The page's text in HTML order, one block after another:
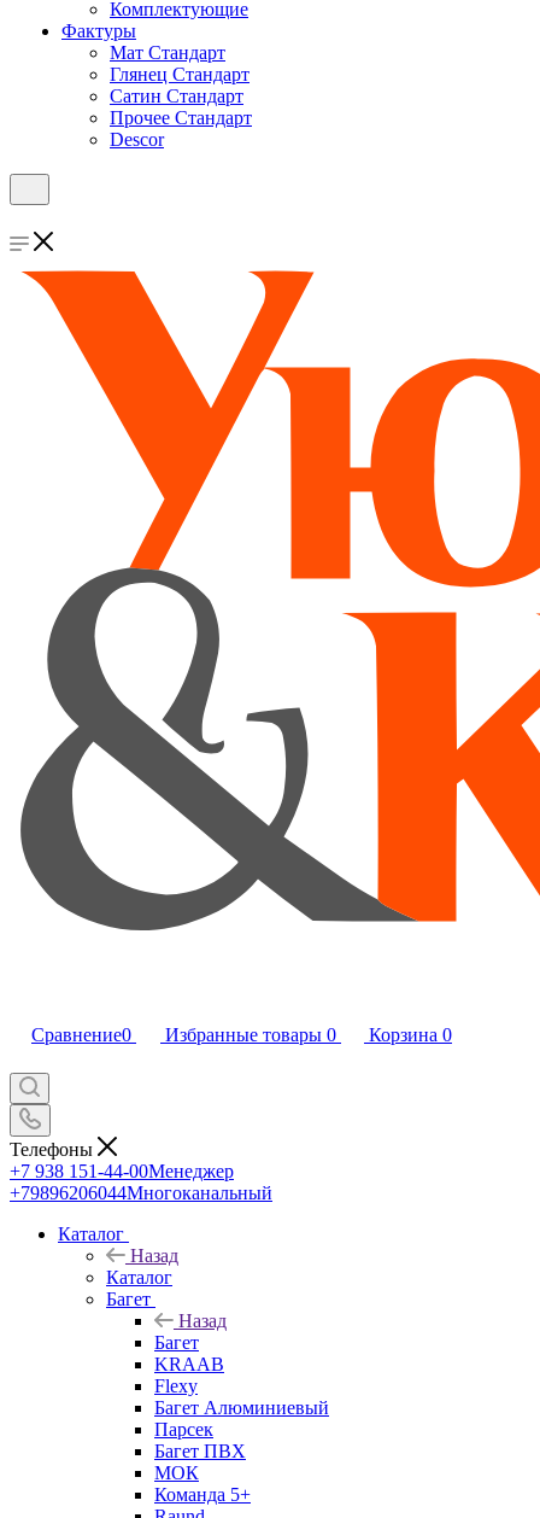
Комплектующие
Фактуры
Мат Стандарт
Глянец Стандарт
Сатин Стандарт
Прочее Стандарт
Descor
Сравнение0 Избранные товары 0 Корзина 0
Телефоны
+7 938 151-44-00Менеджер
+79896206044Многоканальный
Каталог
Назад
Каталог
Багет
Назад
Багет
KRAAB
Flexy
Багет Алюминиевый
Парсек
Багет ПВХ
МОК
Команда 5+